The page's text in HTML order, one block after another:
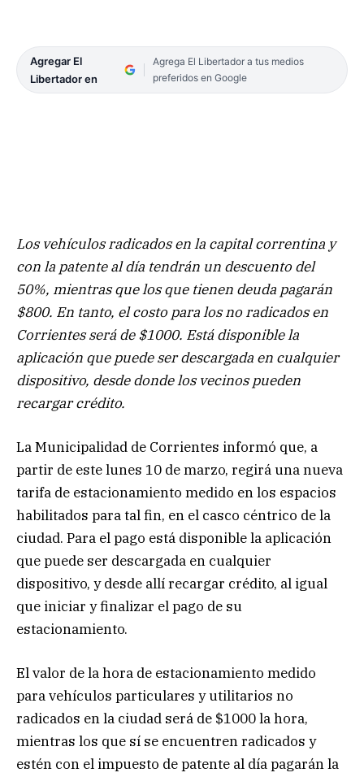
Agregar El
Libertador en
Agrega El Libertador a tus medios
preferidos en Google
Los vehículos radicados en la capital correntina y
con la patente al día tendrán un descuento del
50%, mientras que los que tienen deuda pagarán
$800. En tanto, el costo para los no radicados en
Corrientes será de $1000. Está disponible la
aplicación que puede ser descargada en cualquier
dispositivo, desde donde los vecinos pueden
recargar crédito.
La Municipalidad de Corrientes informó que, a
partir de este lunes 10 de marzo, regirá una nueva
tarifa de estacionamiento medido en los espacios
habilitados para tal fin, en el casco céntrico de la
ciudad. Para el pago está disponible la aplicación
que puede ser descargada en cualquier
dispositivo, y desde allí recargar crédito, al igual
que iniciar y finalizar el pago de su
estacionamiento.
El valor de la hora de estacionamiento medido
para vehículos particulares y utilitarios no
radicados en la ciudad será de $1000 la hora,
mientras los que sí se encuentren radicados y
estén con el impuesto de patente al día pagarán la